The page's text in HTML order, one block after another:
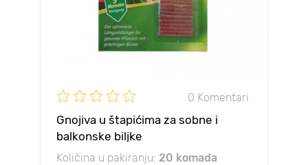
0 Komentari
Gnojiva u štapićima za sobne i
balkonske biljke
Količina u pakiranju: 20 komada